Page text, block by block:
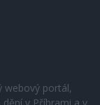
webový portál,